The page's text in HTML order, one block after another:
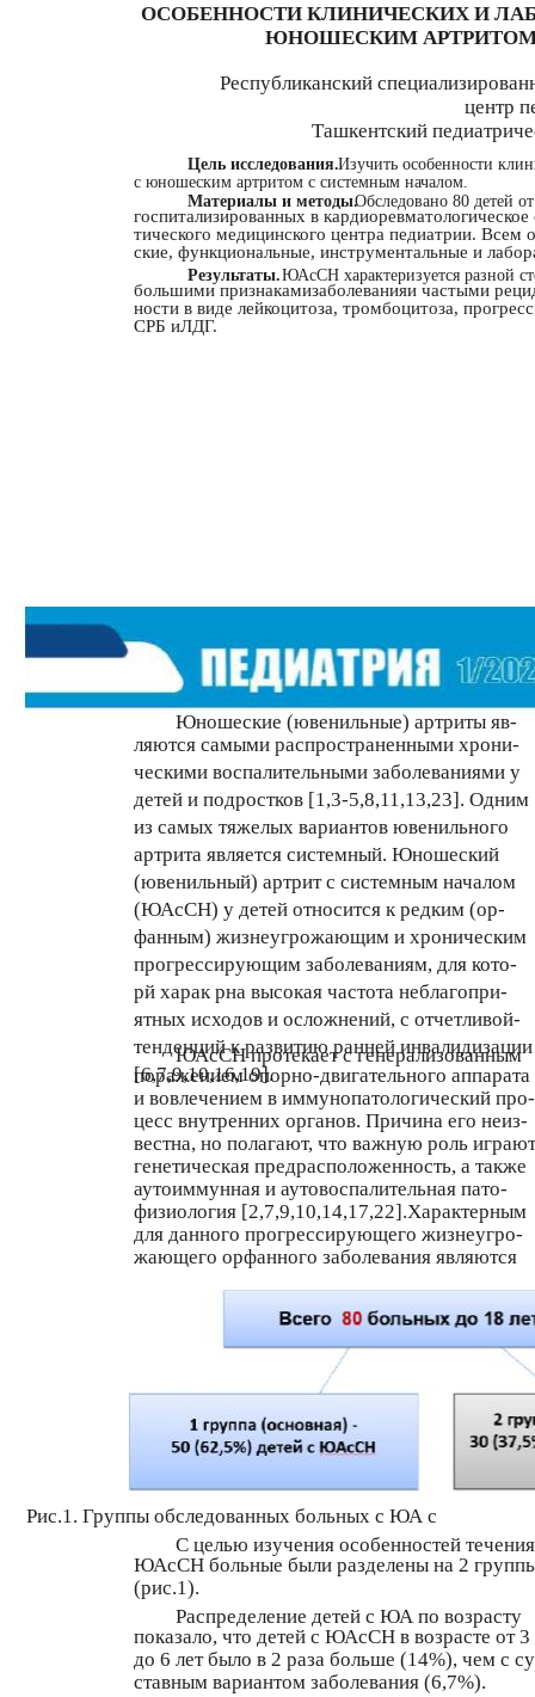
ОСОБЕННОСТИ КЛИНИЧЕСКИХ И
ЮНОШЕСКИМ
Республиканский
центр
Ташкентский
Цель исследования.Изучить особенности
с юношеским артритом с системным началом.
Материалы и методы.Обследовано 80 детей
госпитализированных в
тического медицинского центра педиатрии.
ские, функциональные, инструментальные и
Результаты.ЮАсСН характеризуется разной
большими признакамизаболеванияи частыми
ности в виде лейкоцитоза, тромбоцитоза,
СРБ иЛДГ.
Юношеские (ювенильные) артриты яв-
ляются самыми распространенными хрони-
ческими воспалительными заболеваниями у
детей и подростков [1,3-5,8,11,13,23]. Одним
из самых тяжелых вариантов ювенильного
артрита является системный. Юношеский
(ювенильный) артрит с системным началом
(ЮАсСН) у детей относится к редким (ор-
фанным) жизнеугрожающим и хроническим
прогрессирующим заболеваниям, для кото-
рй харак рна высокая частота неблагопри-
ятных исходов и осложнений, с отчетливой-
тенденций к развитию ранней инвалидизации
[6,7,9,10,16,19].
ЮАсСН протекает с генерализованным
поражением опорно-двигательного аппарата
и вовлечением в иммунопатологический про-
цесс внутренних органов. Причина его неиз-
вестна, но полагают, что важную роль играют
генетическая предрасположенность, а также
аутоиммунная и аутовоспалительная пато-
физиология [2,7,9,10,14,17,22].Характерным
для данного прогрессирующего жизнеугро-
жающего орфанного заболевания являются
С целью изучения особенностей течения
ЮАсСН больные были разделены на 2
(рис.1).
Распределение детей с ЮА по возрасту
показало, что детей с ЮАсСН в возрасте от 3
до 6 лет было в 2 раза больше (14%), чем с
ставным вариантом заболевания (6,7%).
Рис.1. Группы обследованных больных с ЮА с